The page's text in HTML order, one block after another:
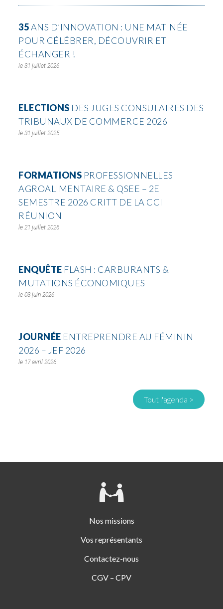
35ANS D’INNOVATION : UNE MATINÉE
POUR CÉLÉBRER, DÉCOUVRIR ET
ÉCHANGER !
31 juillet 2026
ELECTIONS DES JUGES CONSULAIRES DES
TRIBUNAUX DE COMMERCE 2026
31 juillet 2025
FORMATIONS PROFESSIONNELLES
AGROALIMENTAIRE & QSEE – 2E
SEMESTRE 2026 CRITT DE LA CCI
RÉUNION
21 juillet 2026
ENQUÊTE FLASH : CARBURANTS &
MUTATIONS ÉCONOMIQUES
03 juin 2026
JOURNÉE ENTREPRENDRE AU FÉMININ
2026 – JEF 2026
17 avril 2026
Tout l'agenda >
Nos missions
Vos représentants
Contactez-nous
CGV – CPV